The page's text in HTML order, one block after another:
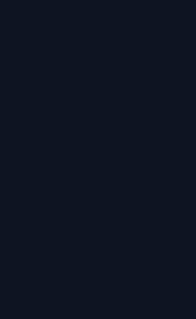
telefonu 62 735-51-05 lub